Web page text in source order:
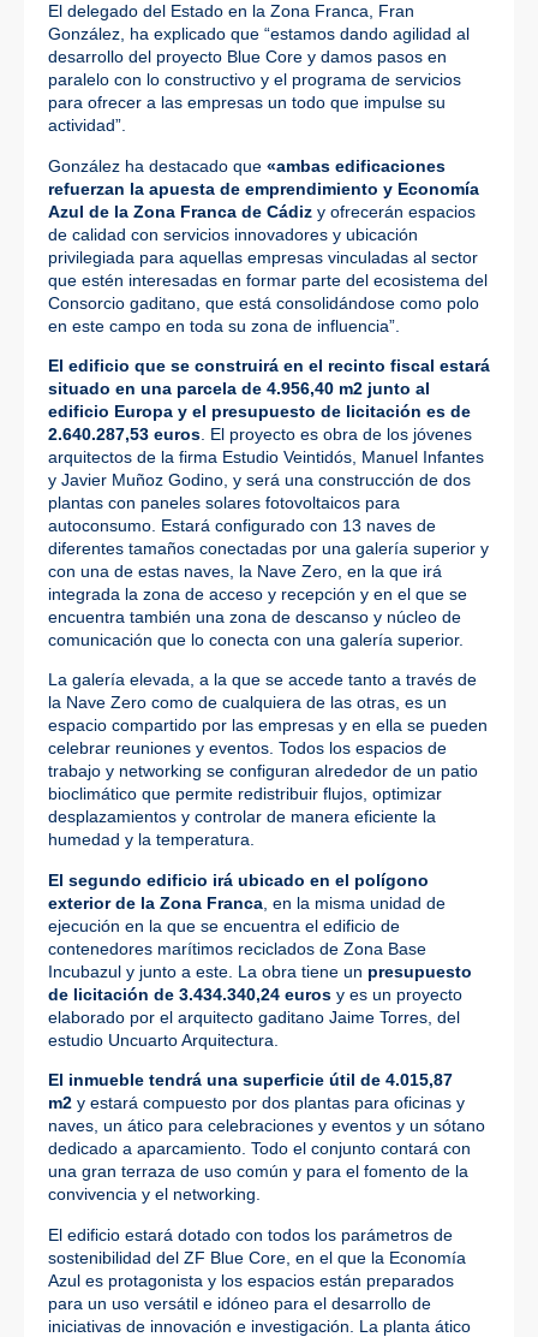
El delegado del Estado en la Zona Franca, Fran
González, ha explicado que “estamos dando agilidad al
desarrollo del proyecto Blue Core y damos pasos en
paralelo con lo constructivo y el programa de servicios
para ofrecer a las empresas un todo que impulse su
actividad”.
González ha destacado que «ambas edificaciones
refuerzan la apuesta de emprendimiento y Economía
Azul de la Zona Franca de Cádiz y ofrecerán espacios
de calidad con servicios innovadores y ubicación
privilegiada para aquellas empresas vinculadas al sector
que estén interesadas en formar parte del ecosistema del
Consorcio gaditano, que está consolidándose como polo
en este campo en toda su zona de influencia”.
El edificio que se construirá en el recinto fiscal estará
situado en una parcela de 4.956,40 m2 junto al
edificio Europa y el presupuesto de licitación es de
2.640.287,53 euros . El proyecto es obra de los jóvenes
arquitectos de la firma Estudio Veintidós, Manuel Infantes
y Javier Muñoz Godino, y será una construcción de dos
plantas con paneles solares fotovoltaicos para
autoconsumo. Estará configurado con 13 naves de
diferentes tamaños conectadas por una galería superior y
con una de estas naves, la Nave Zero, en la que irá
integrada la zona de acceso y recepción y en el que se
encuentra también una zona de descanso y núcleo de
comunicación que lo conecta con una galería superior.
La galería elevada, a la que se accede tanto a través de
la Nave Zero como de cualquiera de las otras, es un
espacio compartido por las empresas y en ella se pueden
celebrar reuniones y eventos. Todos los espacios de
trabajo y networking se configuran alrededor de un patio
bioclimático que permite redistribuir flujos, optimizar
desplazamientos y controlar de manera eficiente la
humedad y la temperatura.
El segundo edificio irá ubicado en el polígono
exterior de la Zona Franca , en la misma unidad de
ejecución en la que se encuentra el edificio de
contenedores marítimos reciclados de Zona Base
Incubazul y junto a este. La obra tiene un presupuesto
de licitación de 3.434.340,24 euros y es un proyecto
elaborado por el arquitecto gaditano Jaime Torres, del
estudio Uncuarto Arquitectura.
El inmueble tendrá una superficie útil de 4.015,87
m2 y estará compuesto por dos plantas para oficinas y
naves, un ático para celebraciones y eventos y un sótano
dedicado a aparcamiento. Todo el conjunto contará con
una gran terraza de uso común y para el fomento de la
convivencia y el networking.
El edificio estará dotado con todos los parámetros de
sostenibilidad del ZF Blue Core, en el que la Economía
Azul es protagonista y los espacios están preparados
para un uso versátil e idóneo para el desarrollo de
iniciativas de innovación e investigación. La planta ático